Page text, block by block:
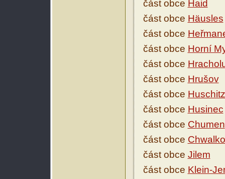
část obce Haid
část obce Häusles
část obce
část obce Horní
část obce
část obce Hrušov
část obce Huschitz
část obce Husinec
část obce Chumen
část obce
část obce Jilem
část obce Klein-